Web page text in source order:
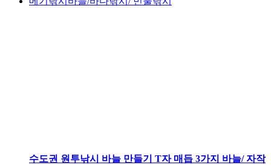
수도권 원투낚시 바늘 만들기 T자 매듭 3가지 바늘/ 자작